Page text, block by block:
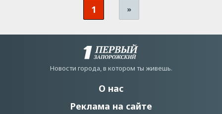
1 »
Новости города, в котором ты живешь.
О нас
Реклама на сайте